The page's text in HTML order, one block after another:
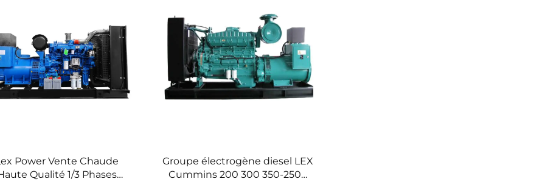
Power Vente Chaude
Qualité 1/3 Phases
Groupe électrogène diesel LEX
Cummins 200 300 350-2500